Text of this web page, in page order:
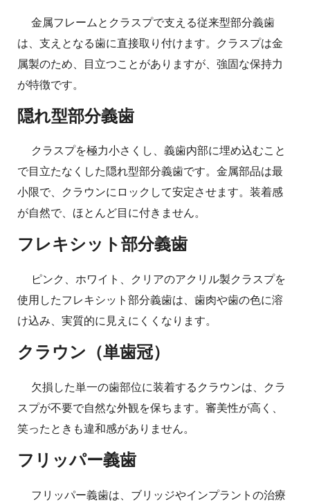
金属フレームとクラスプで支える従来型部分義歯
は、支えとなる歯に直接取り付けます。クラスプは金
属製のため、目立つことがありますが、強固な保持力
が特徴です。
隠れ型部分義歯
クラスプを極力小さくし、義歯内部に埋め込むこと
で目立たなくした隠れ型部分義歯です。金属部品は最
小限で、クラウンにロックして安定させます。装着感
が自然で、ほとんど目に付きません。
フレキシット部分義歯
ピンク、ホワイト、クリアのアクリル製クラスプを
使用したフレキシット部分義歯は、歯肉や歯の色に溶
け込み、実質的に見えにくくなります。
クラウン（単歯冠）
欠損した単一の歯部位に装着するクラウンは、クラ
スプが不要で自然な外観を保ちます。審美性が高く、
笑ったときも違和感がありません。
フリッパー義歯
フリッパー義歯は、ブリッジやインプラントの治療